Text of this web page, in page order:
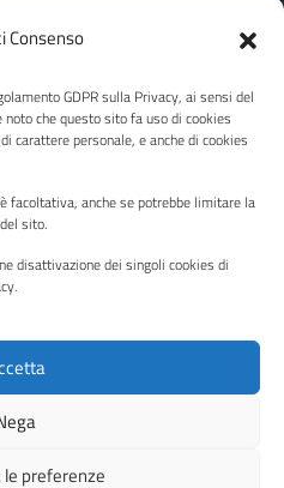
Consenso
GDPR sulla Privacy, ai sensi del
che questo sito fa uso di cookies
carattere personale, e anche di cookies
facoltativa, anche se potrebbe limitare la
sito.
disattivazione dei singoli cookies di
preferenze